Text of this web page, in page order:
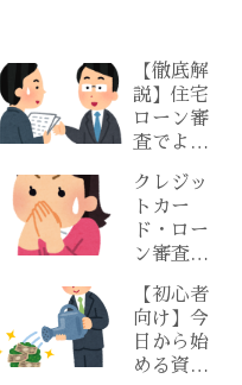
【徹底解
説】住宅
ローン審
査でよく
30選
【2025年
最新版】
クレジッ
トカー
ド・ロー
ン審査に
どうすれ
ばいい？
原因と具
体対策
【初心者
向け】今
日から始
める資産